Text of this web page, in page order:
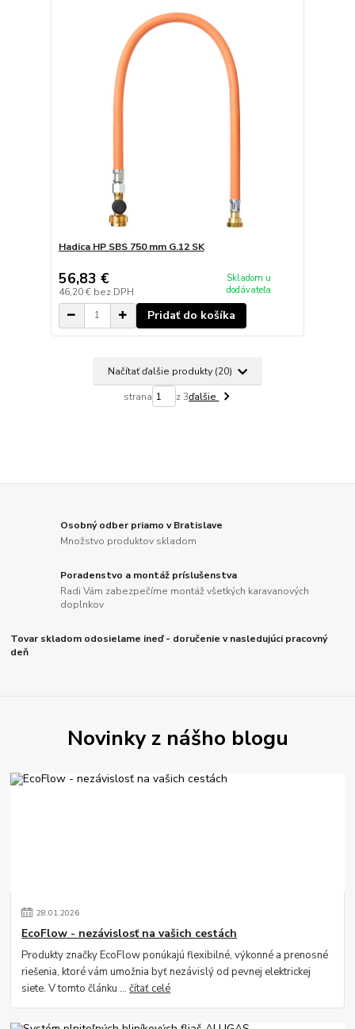
Hadica HP SBS 750 mm G.12 SK
56,83 €
46,20 € bez DPH
Skladom u
dodávateľa
Pridať do košíka
Načítať ďalšie produkty (20)
strana z 3ďalšie
Osobný odber priamo v Bratislave
Množstvo produktov skladom
Poradenstvo a montáž príslušenstva
Radi Vám zabezpečíme montáž všetkých karavanových
doplnkov
Tovar skladom odosielame ineď - doručenie v nasledujúci pracovný
deň
Novinky z nášho blogu
28.01.2026
EcoFlow - nezávislosť na vašich cestách
Produkty značky EcoFlow ponúkajú flexibilné, výkonné a prenosné
riešenia, ktoré vám umožnia byť nezávislý od pevnej elektrickej
siete. V tomto článku ...čítať celé